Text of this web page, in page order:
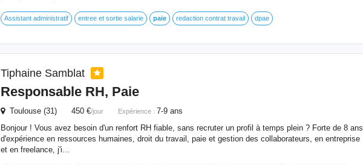
Assistant administratif entree et sortie salarie paie redaction contrat travail dpae
Tiphaine Samblat
Responsable RH, Paie
Toulouse (31) 450 €/jour Expérience : 7-9 ans
Bonjour ! Vous avez besoin d'un renfort RH fiable, sans recruter un profil à temps plein ? Forte de 8 ans
d'expérience en ressources humaines, droit du travail, paie et gestion des collaborateurs, en entreprise
et en freelance, j'i...